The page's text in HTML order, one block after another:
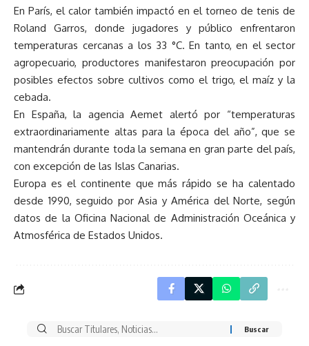
En París, el calor también impactó en el torneo de tenis de
Roland Garros, donde jugadores y público enfrentaron
temperaturas cercanas a los 33 °C. En tanto, en el sector
agropecuario, productores manifestaron preocupación por
posibles efectos sobre cultivos como el trigo, el maíz y la
cebada.
En España, la agencia Aemet alertó por “temperaturas
extraordinariamente altas para la época del año”, que se
mantendrán durante toda la semana en gran parte del país,
con excepción de las Islas Canarias.
Europa es el continente que más rápido se ha calentado
desde 1990, seguido por Asia y América del Norte, según
datos de la Oficina Nacional de Administración Oceánica y
Atmosférica de Estados Unidos.
Buscar